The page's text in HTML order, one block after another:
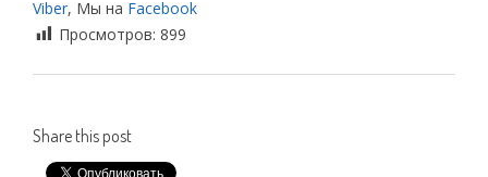
Viber, Мы на Facebook
Просмотров: 899
Share this post